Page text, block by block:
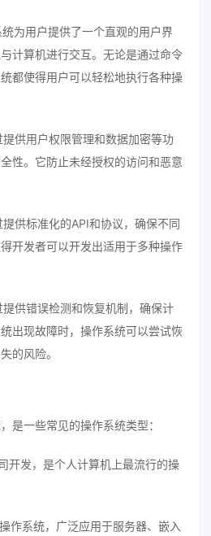
统为用户提供了一个直观的用户界
计算机进行交互。无论是通过命令
都使得用户可以轻松地执行各种操
提供用户权限管理和数据加密等功
性。它防止未经授权的访问和恶意
提供标准化的API和协议，确保不同
开发者可以开发出适用于多种操作
提供错误检测和恢复机制，确保计
出现故障时，操作系统可以尝试恢
的风险。
是一些常见的操作系统类型：
开发，是个人计算机上最流行的操
作系统，广泛应用于服务器、嵌入